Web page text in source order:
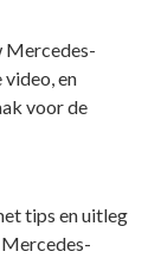
Mercedes-
en
voor de
tips en uitleg